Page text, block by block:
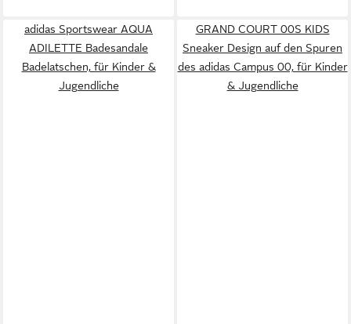
adidas Sportswear AQUA
ADILETTE Badesandale
Badelatschen, für Kinder &
Jugendliche
GRAND COURT 00S KIDS
Sneaker Design auf den Spuren
des adidas Campus 00, für Kinder
& Jugendliche